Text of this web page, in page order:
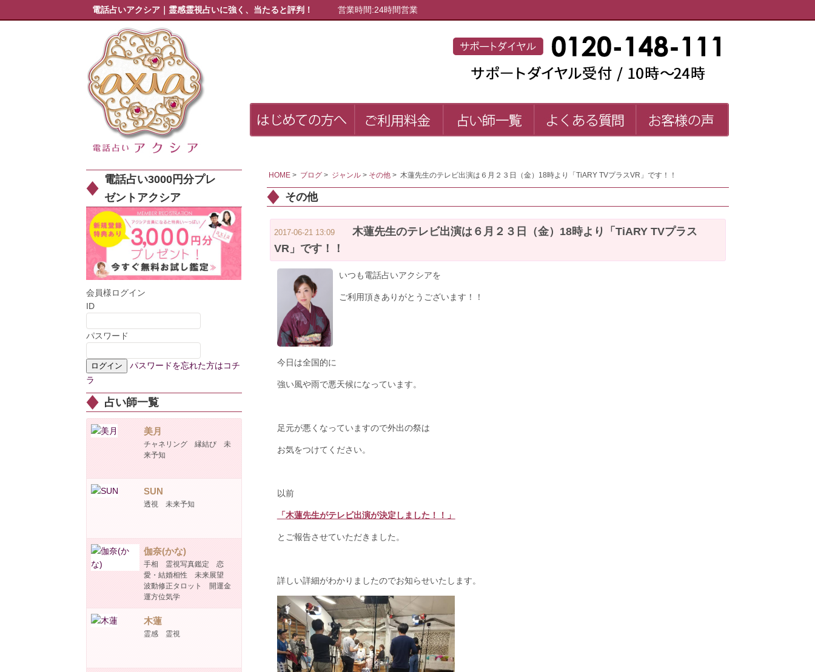
電話占いアクシア｜霊感霊視占いに強く、当たると評判！ 営業時間:24時間営業
電話占い3000円分プレ
ゼントアクシア
会員様ログイン
ID
パスワード
パスワードを忘れた方はコチ
ラ
占い師一覧
美月
チャネリング 縁結び 未
来予知
SUN
透視 未来予知
伽奈(かな)
手相 霊視写真鑑定 恋
愛・結婚相性 未来展望
波動修正タロット 開運金
運方位気学
木蓮
霊感 霊視
HOME> ブログ> ジャンル> その他> 木蓮先生のテレビ出演は６月２３日（金）18時より「TiARY TVプラスVR」です！！
その他
2017-06-21 13:09
木蓮先生のテレビ出演は６月２３日（金）18時より「TiARY TVプラス
VR」です！！
いつも電話占いアクシアを
ご利用頂きありがとうございます！！
今日は全国的に
強い風や雨で悪天候になっています。
足元が悪くなっていますので外出の祭は
お気をつけてください。
以前
「木蓮先生がテレビ出演が決定しました！！」
とご報告させていただきました。
詳しい詳細がわかりましたのでお知らせいたします。